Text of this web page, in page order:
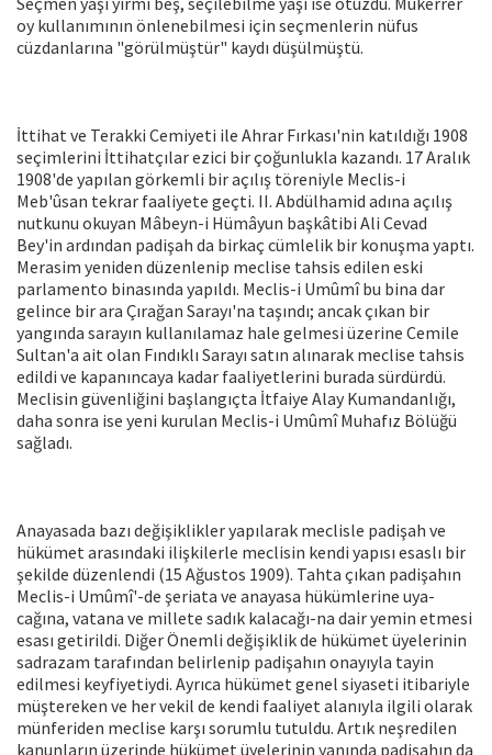
oy kullanımının önlenebilmesi için seç­menlerin nüfus
cüzdanlarına "görülmüş­tür" kaydı düşülmüştü.
İttihat ve Terakki Cemiyeti ile Ahrar Fırkası'nin katıldığı 1908
seçimlerini İtti­hatçılar ezici bir çoğunlukla kazandı. 17 Aralık
1908'de yapılan görkemli bir açılış töreniyle Meclis-i
Meb'ûsan tekrar faali­yete geçti. II. Abdülhamid adına açılış
nutkunu okuyan Mâbeyn-i Hümâyun baş­kâtibi Ali Cevad
Bey'in ardından padişah da birkaç cümlelik bir konuşma yaptı.
Merasim yeniden düzenlenip meclise tah­sis edilen eski
parlamento binasında yapıldı. Meclis-i Umûmî bu bina dar
gelince bir ara Çırağan Sarayı'na taşındı; ancak çıkan bir
yangında sarayın kullanılamaz hale gelmesi üzerine Cemile
Sultan'a ait olan Fındıklı Sarayı satın alınarak meclise tahsis
edildi ve kapanıncaya kadar faali­yetlerini burada sürdürdü.
Meclisin gü­venliğini başlangıçta İtfaiye Alay Kuman­danlığı,
daha sonra ise yeni kurulan Mec­lis-i Umûmî Muhafız Bölüğü
sağladı.
Anayasada bazı değişiklikler yapılarak meclisle padişah ve
hükümet arasındaki ilişkilerle meclisin kendi yapısı esaslı bir
şekilde düzenlendi (15 Ağustos 1909). Tahta çıkan padişahın
Meclis-i Umûmî'-de şeriata ve anayasa hükümlerine uya­
cağına, vatana ve millete sadık kalacağı-na dair yemin etmesi
esası getirildi. Diğer Önemli değişiklik de hükümet üyelerinin
sadrazam tarafından belirlenip padişa­hın onayıyla tayin
edilmesi keyfiyetiydi. Ayrıca hükümet genel siyaseti itibariyle
müştereken ve her vekil de kendi faaliyet alanıyla ilgili olarak
münferiden meclise karşı sorumlu tutuldu. Artık neşredilen
kanunların üzerinde hükümet üyelerinin yanında padişahın da